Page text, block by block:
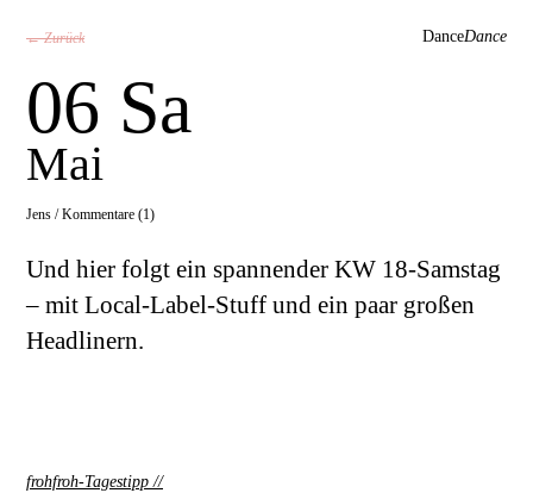
← Zurück DanceDance
06 Sa
Mai
Jens /Kommentare (1)
Und hier folgt ein spannender KW 18-Samstag
– mit Local-Label-Stuff und ein paar großen
Headlinern.
frohfroh-Tagestipp //